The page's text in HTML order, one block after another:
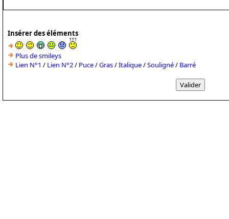
Insérer des éléments
Plus de smileys
Lien N°1 / Lien N°2/ Puce/Gras/Italique/Souligné/ Barré